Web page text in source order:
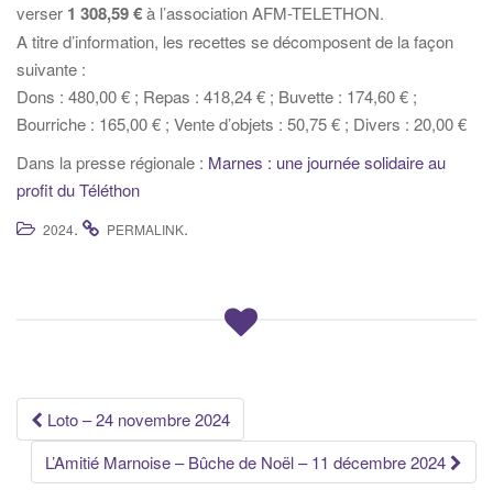
verser 1 308,59 €à l’association AFM-TELETHON.
A titre d’information, les recettes se décomposent de la façon
suivante :
Dons : 480,00 € ; Repas : 418,24 € ; Buvette : 174,60 € ;
Bourriche : 165,00 € ; Vente d’objets : 50,75 € ; Divers : 20,00 €
Dans la presse régionale : Marnes : une journée solidaire au
profit du Téléthon
2024. PERMALINK.
Navigation
Loto – 24 novembre 2024
L’Amitié Marnoise – Bûche de Noël – 11 décembre 2024